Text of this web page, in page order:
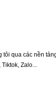
tôi qua các nền
Tiktok, Zalo...